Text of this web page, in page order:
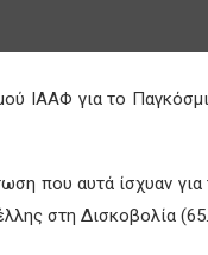
ΙΑΑΦ για το
που αυτά ίσχυαν
στη Δισκοβολία